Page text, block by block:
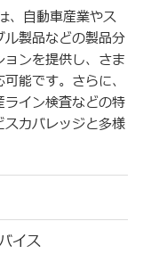
、自動車産業やス
製品などの製品分
ンを提供し、さま
能です。さらに、
イン検査などの特
カバレッジと多様
イス